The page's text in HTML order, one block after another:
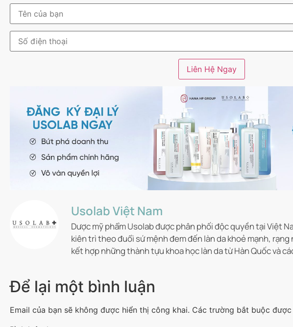
Usolab Việt Nam
Dược mỹ phẩm Usolab được phân phối độc quyền tại Việt
kiên trì theo đuổi sứ mệnh đem đến làn da khoẻ mạnh,
kết hợp những thành tựu khoa học làn da từ Hàn Quốc và
Để lại một bình luận
Email của bạn sẽ không được hiển thị công khai. Các trường bắt buộc được